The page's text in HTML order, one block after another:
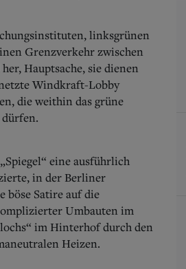
linksgrünen
Grenzverkehr zwischen
Hauptsache, sie dienen
Windkraft-Lobby
die weithin das grüne
dürfen.
eine ausführlich
in der Berliner
böse Satire auf die
Umbauten im
im Hinterhof durch den
Heizen.